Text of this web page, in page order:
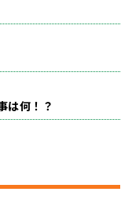
は何！？